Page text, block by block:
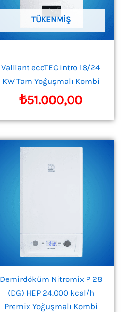
TÜKENMIŞ
Vaillant ecoTEC Intro 18/24
KW Tam Yoğuşmalı Kombi
₺51.000,00
Demirdöküm Nitromix P 28
(DG) HEP 24.000 kcal/h
Premix Yoğuşmalı Kombi